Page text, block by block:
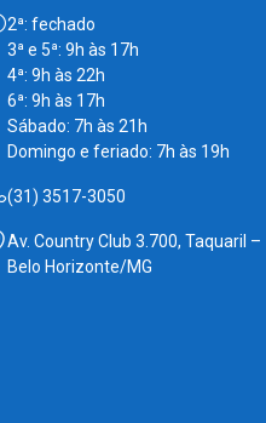
2ª: fechado
3ª e 5ª: 9h às 17h
4ª: 9h às 22h
6ª: 9h às 17h
Sábado: 7h às 21h
Domingo e feriado: 7h às 19h
(31) 3517-3050
Av. Country Club 3.700, Taquaril –
Belo Horizonte/MG